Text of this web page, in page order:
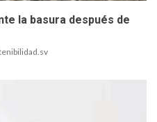
la basura después de